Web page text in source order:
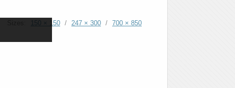
150 × 150 / 247 × 300 / 700 × 850